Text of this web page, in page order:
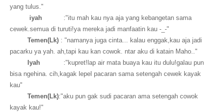
yang tulus."
iyah
:"itu mah kau nya aja yang kebangetan sama
cewek.semua di turuti!ya mereka jadi manfaatin kau -_-"
Temen(Lk) : "namanya juga cinta... kalau enggak,kau aja jadi
pacarku ya yah. ah,tapi kau kan cowok. ntar aku di katain Maho.."
Iyah :"kupret!lap air mata buaya kau itu dulu!galau pun
bisa ngehina. cih,kagak lepel pacaran sama setengah cewek kayak
kau"
Temen(Lk):"aku pun gak sudi pacaran ama setengah cowok
kayak kau!"